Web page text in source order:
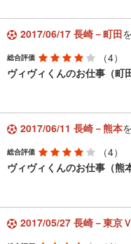
2017/06/17 長崎－町田
総合評価
（4）
ヴィヴィくんのお仕事（町
2017/06/11 長崎－熊本
総合評価
（4）
ヴィヴィくんのお仕事（熊
2017/05/27 長崎－東京Ｖ